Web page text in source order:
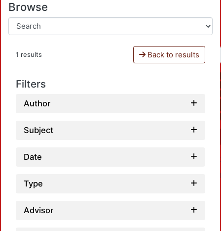
Browse
1 results Back to results
Filters
Author
Subject
Date
Type
Advisor